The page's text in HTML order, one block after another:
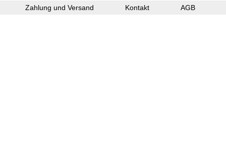
Zahlung und Versand Kontakt AGB